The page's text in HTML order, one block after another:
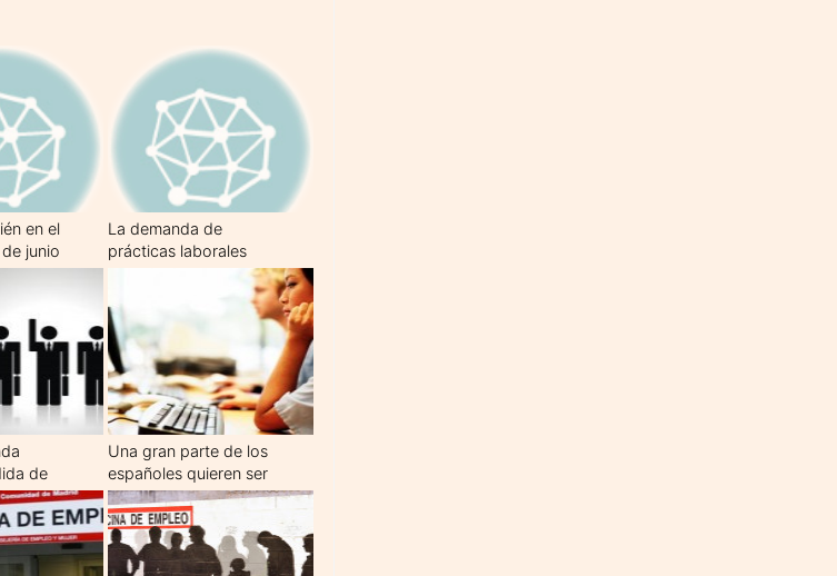
en el
junio
La demanda de
prácticas laborales
crece un 60%
de
la UE
Una gran parte de los
españoles quieren ser
funcionarios